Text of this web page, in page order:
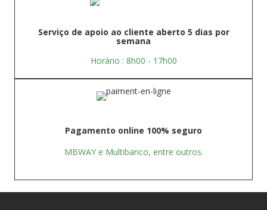
Serviço de apoio ao cliente aberto 5 dias por
semana
Horário : 8h00 - 17h00
Pagamento online 100% seguro
MBWAY e Multibanco, entre outros.